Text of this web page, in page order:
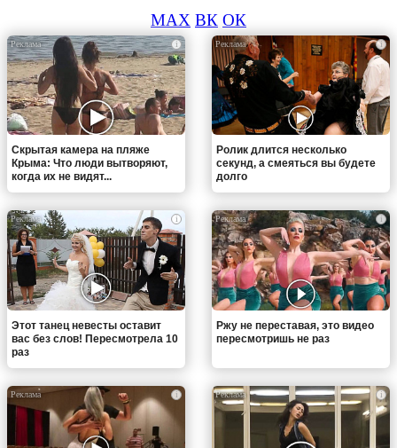
MAX ВК ОК
i
Скрытая камера на пляже
Крыма: Что люди вытворяют,
когда их не видят...
i
Ролик длится несколько
секунд, а смеяться вы будете
долго
i
Этот танец невесты оставит
вас без слов! Пересмотрела 10
раз
i
Ржу не переставая, это видео
пересмотришь не раз
i i